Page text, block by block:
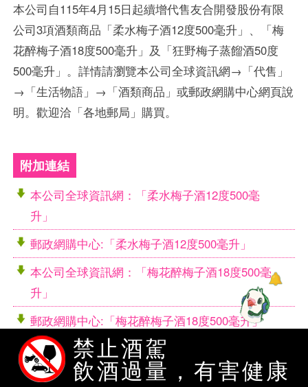
禁止酒駕
飲酒過量，有害健康
本公司自115年4月15日起續增代售友合開發股份有限
公司3項酒類商品「柔水梅子酒12度500毫升」、「梅
花醉梅子酒18度500毫升」及「狂野梅子蒸餾酒50度
500毫升」。詳情請瀏覽本公司全球資訊網→「代售」
→「生活物語」→「酒類商品」或郵政網購中心網頁說
明。歡迎洽「各地郵局」購買。
附加連結
本公司全球資訊網：「柔水梅子酒12度500毫
升」
郵政網購中心:「柔水梅子酒12度500毫升」
本公司全球資訊網：「梅花醉梅子酒18度500毫
升」
郵政網購中心:「梅花醉梅子酒18度500毫升」
本公司全球資訊網：「狂野梅子蒸餾酒50度500
毫升」